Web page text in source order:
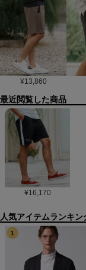
¥13,860
最近閲覧した商品
¥16,170
1